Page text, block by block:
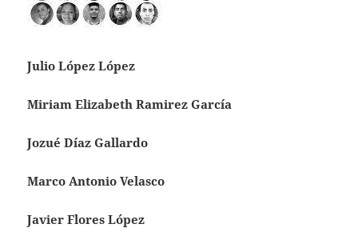
Julio López López
Miriam Elizabeth Ramirez García
Jozué Díaz Gallardo
Marco Antonio Velasco
Javier Flores López